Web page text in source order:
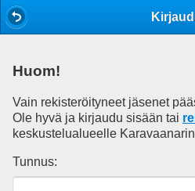
Huom!
Vain rekisteröityneet jäsenet
Ole hyvä ja kirjaudu sisään tai
keskustelualueelle
Tunnus: